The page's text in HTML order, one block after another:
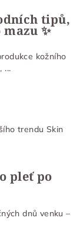
tipů,
✨
kožního
...
trendu Skin
pleť po
dnů venku –